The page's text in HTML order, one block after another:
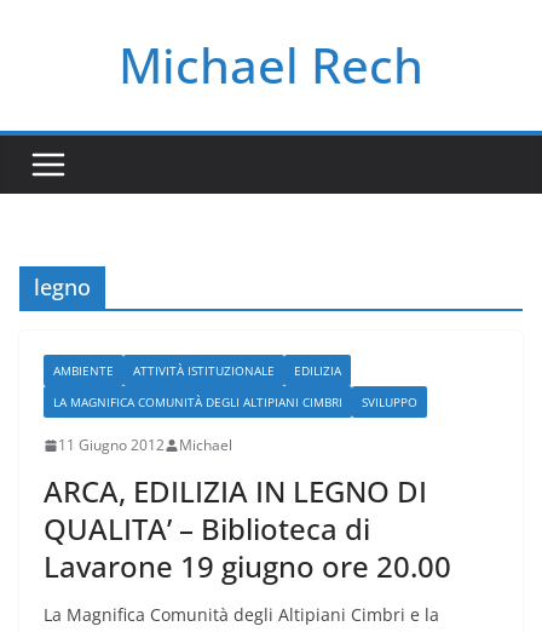
Michael Rech
legno
AMBIENTE ATTIVITÀ ISTITUZIONALE
EDILIZIA
LA MAGNIFICA COMUNITÀ DEGLI ALTIPIANI CIMBRI
SVILUPPO
11 Giugno 2012 Michael
ARCA, EDILIZIA IN LEGNO DI
QUALITA’ – Biblioteca di
Lavarone 19 giugno ore 20.00
La Magnifica Comunità degli Altipiani Cimbri e la